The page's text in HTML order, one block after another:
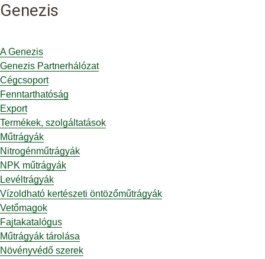
Genezis
A Genezis
Genezis Partnerhálózat
Cégcsoport
Fenntarthatóság
Export
Termékek, szolgáltatások
Műtrágyák
Nitrogénműtrágyák
NPK műtrágyák
Levéltrágyák
Vízoldható kertészeti öntözőműtrágyák
Vetőmagok
Fajtakatalógus
Műtrágyák tárolása
Növényvédő szerek